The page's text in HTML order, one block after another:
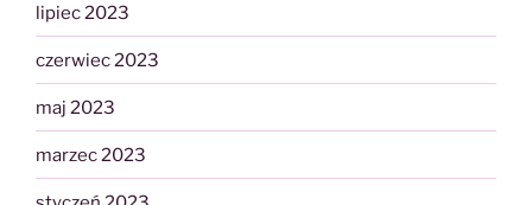
lipiec 2023
czerwiec 2023
maj 2023
marzec 2023